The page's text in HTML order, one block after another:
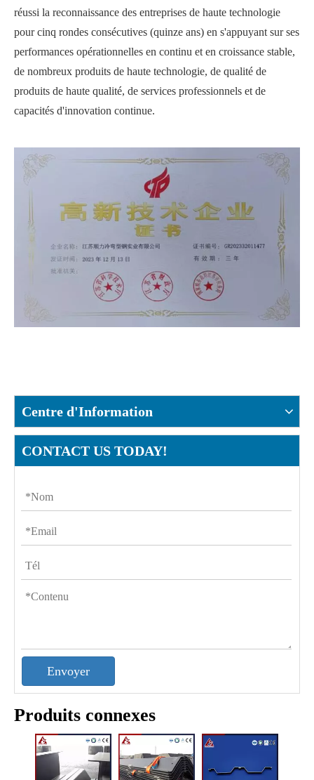
réussi la reconnaissance des entreprises de haute technologie
pour cinq rondes consécutives (quinze ans) en s'appuyant sur ses
performances opérationnelles en continu et en croissance stable,
de nombreux produits de haute technologie, de qualité de
produits de haute qualité, de services professionnels et de
capacités d'innovation continue.
Centre d'Information
CONTACT US TODAY!
Envoyer
Produits connexes